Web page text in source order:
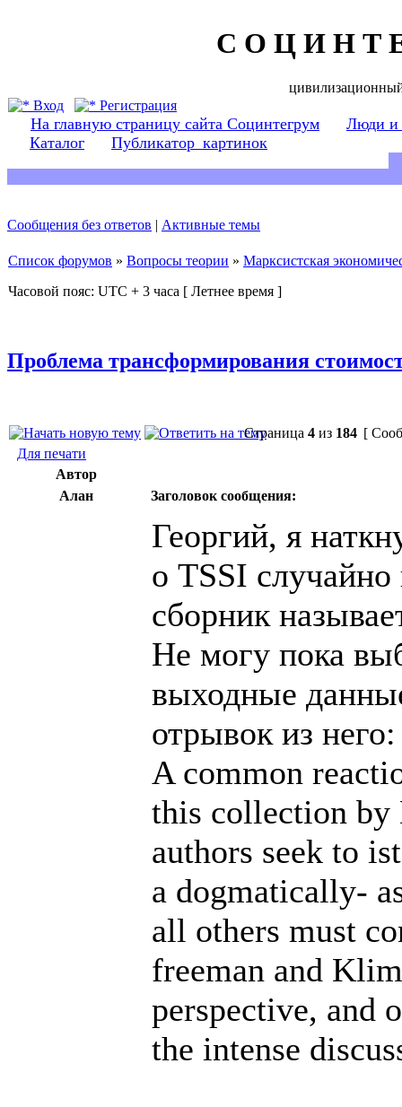
С О Ц И Н Т
Вход
Регистрация
На главную страницу сайта Социнтегрум
Люди и
Каталог
Публикатор_картинок
Сообщения без ответов | Активные темы
Список форумов » Вопросы теории » Марксистская
Часовой пояс: UTC + 3 часа [ Летнее время ]
Проблема трансформирования
Страница 4 из 184 [
Для печати
Автор
Алан
Заголовок сообщения:
Георгий, я
о TSSI
сборник
Не могу пока
выходные
отрывок из него:
A common
this collection by
authors seek to
a dogmatically-
all others must
freeman and
perspective, and
the intense